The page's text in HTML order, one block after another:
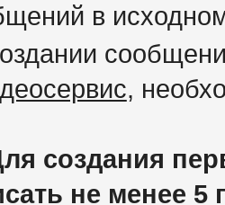
в
,
создания
не менее